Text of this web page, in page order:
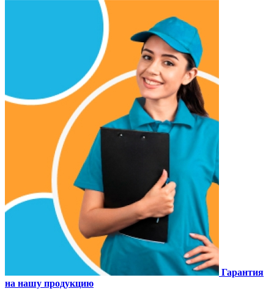
Гарантия
на нашу продукцию